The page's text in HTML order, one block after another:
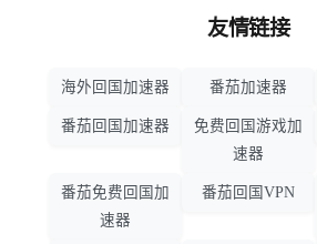
友情链接
海外回国加速器 番茄加速器
番茄回国加速器
免费回国游戏加
速器
番茄免费回国加
速器
番茄回国VPN